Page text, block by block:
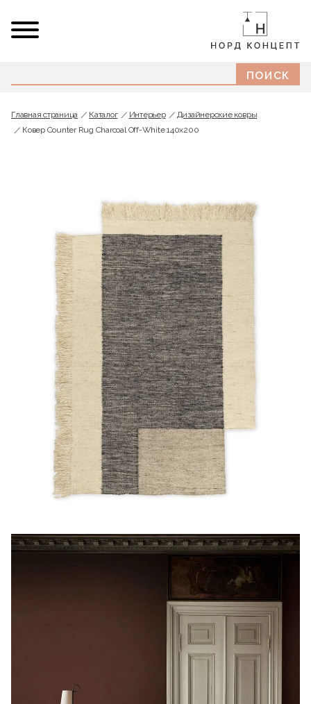
Главная страница Каталог Интерьер
Дизайнерские ковры
Ковер Counter Rug Charcoal Off-White 140x200